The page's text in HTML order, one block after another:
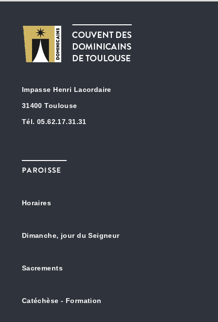
Impasse Henri Lacordaire
31400 Toulouse
Tél. 05.62.17.31.31
PAROISSE
Horaires
Dimanche, jour du Seigneur
Sacrements
Catéchèse - Formation